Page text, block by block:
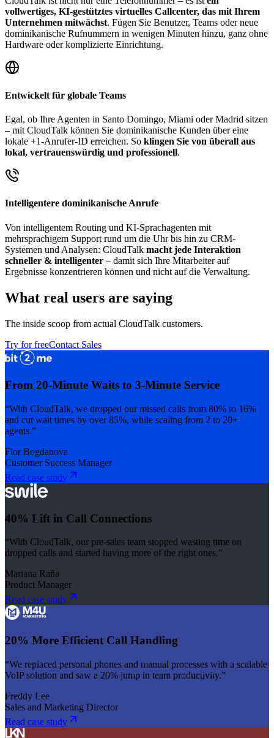
vollwertiges, KI-gestütztes virtuelles Callcenter, das mit Ihrem
Unternehmen mitwächst. Fügen Sie Benutzer, Teams oder neue
dominikanische Rufnummern in wenigen Minuten hinzu, ganz ohne
Hardware oder komplizierte Einrichtung.
Entwickelt für globale Teams
Egal, ob Ihre Agenten in Santo Domingo, Miami oder Madrid sitzen
– mit CloudTalk können Sie dominikanische Kunden über eine
lokale +1-Anrufer-ID erreichen. So klingen Sie von überall aus
lokal, vertrauenswürdig und professionell.
Intelligentere dominikanische Anrufe
Von intelligentem Routing und KI-Sprachagenten mit
mehrsprachigem Support rund um die Uhr bis hin zu CRM-
Systemen und Analysen: CloudTalk macht jede Interaktion
schneller & intelligenter – damit sich Ihre Mitarbeiter auf
Ergebnisse konzentrieren können und nicht auf die Verwaltung.
What real users are saying
The inside scoop from actual CloudTalk customers.
Try for freeContact Sales
From 20-Minute Waits to 3-Minute Service
“With CloudTalk, we dropped our missed calls from 80% to 16%
and cut wait times by over 85%, while scaling from 2 to 20+
agents.”
Flor Bogdanova
Customer Success Manager
Read case study
40% Lift in Call Connections
“With CloudTalk, our pre-sales team stopped wasting time on
dropped calls and started having more of the right ones.”
Mariana Raña
Product Manager
Read case study
20% More Efficient Call Handling
“We replaced personal phones and manual processes with a scalable
VoIP solution and saw a 20% jump in team productivity.”
Freddy Lee
Sales and Marketing Director
Read case study